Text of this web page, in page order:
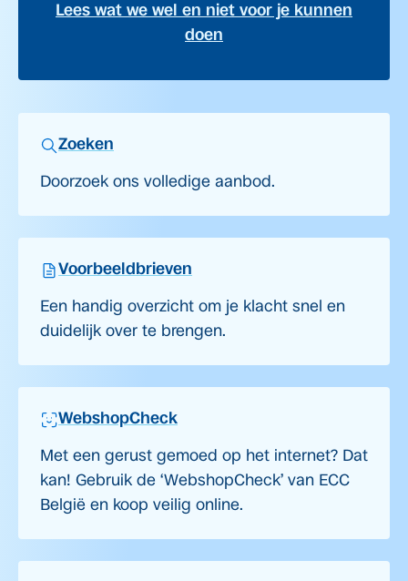
Lees wat we wel en niet voor je kunnen
doen
Zoeken
Doorzoek ons volledige aanbod.
Voorbeeldbrieven
Een handig overzicht om je klacht snel en
duidelijk over te brengen.
WebshopCheck
Met een gerust gemoed op het internet? Dat
kan! Gebruik de ‘WebshopCheck’ van ECC
België en koop veilig online.